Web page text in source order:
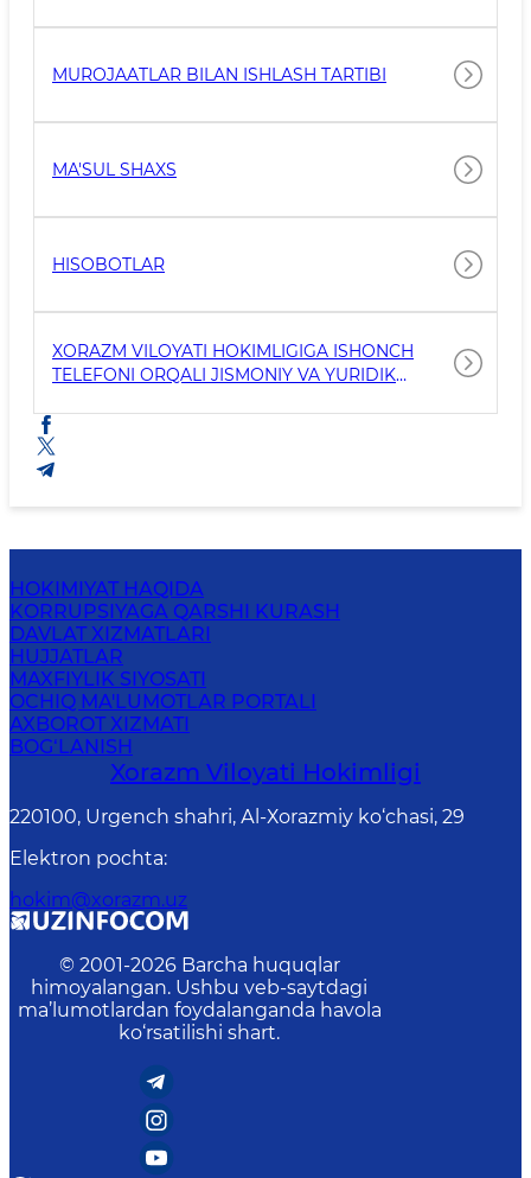
JISMONIY VA YURIDIK SHAXSLARNI QABUL
MUROJAATLAR BILAN ISHLASH TARTIBI
MA'SUL SHAXS
HISOBOTLAR
XORAZM VILOYATI HOKIMLIGIGA ISHONCH
TELEFONI ORQALI JISMONIY VA YURIDIK
HOKIMIYAT HAQIDA
KORRUPSIYAGA QARSHI KURASH
DAVLAT XIZMATLARI
HUJJATLAR
MAXFIYLIK SIYOSATI
OCHIQ MA'LUMOTLAR PORTALI
AXBOROT XIZMATI
BOG‘LANISH
Xorazm Vilоyati Hоkimligi
220100, Urgеnch shаhri, Аl-Хоrаzmiy ko‘chаsi, 29
Elektron pochta:
hokim@xorazm.uz
© 2001-2026 Barcha huquqlar
himoyalangan. Ushbu veb-saytdagi
ma’lumotlardan foydalanganda havola
ko‘rsatilishi shart.